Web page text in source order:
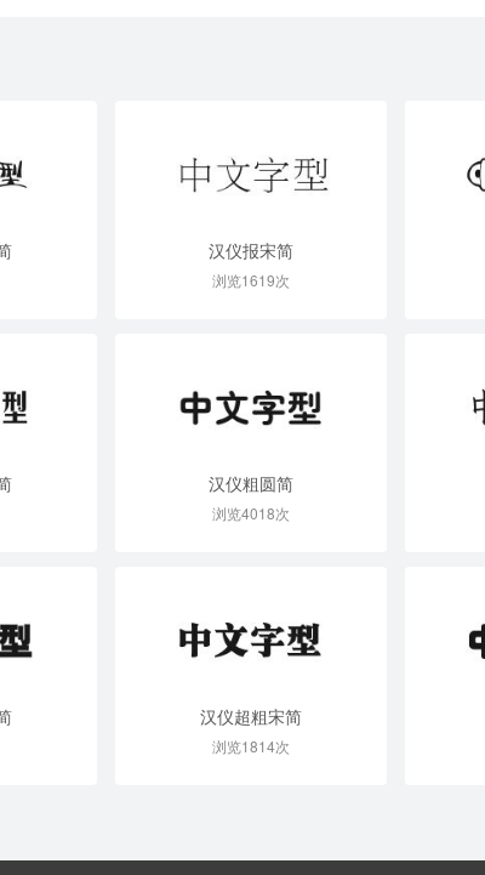
汉仪报宋简
浏览1619次
汉仪粗圆简
浏览4018次
汉仪超粗宋简
浏览1814次